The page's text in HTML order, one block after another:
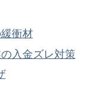
衝材
入金ズレ対策